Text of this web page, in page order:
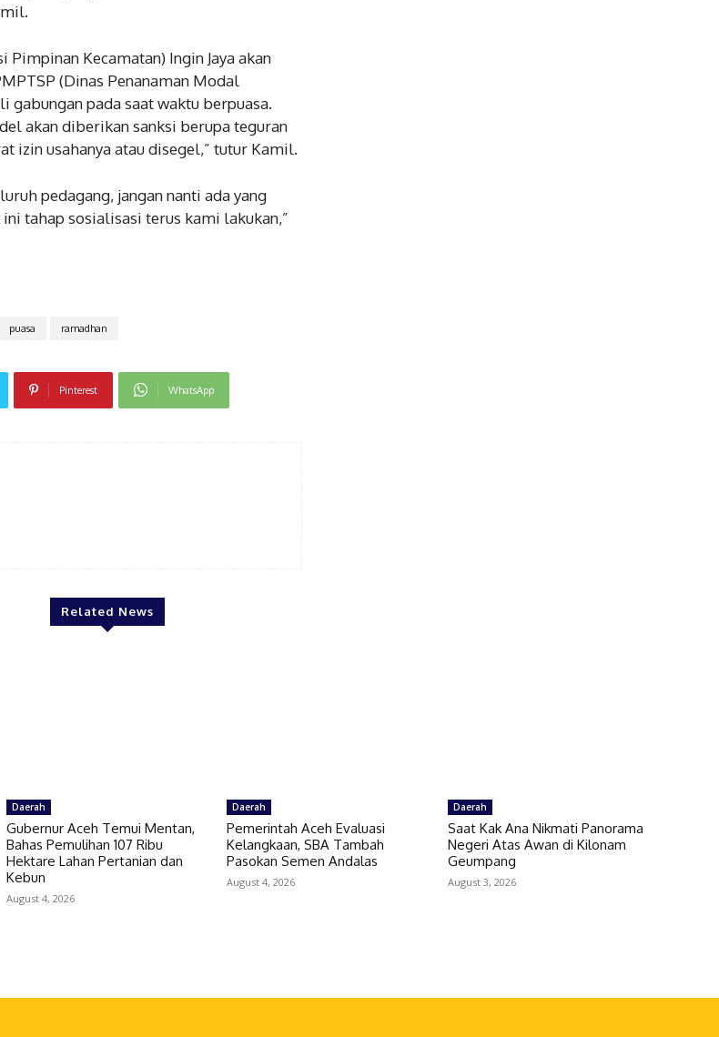
Kecamatan) Ingin Jaya akan
(Dinas Penanaman Modal
gabungan pada saat waktu berpuasa.
akan diberikan sanksi berupa teguran
izin usahanya atau disegel,” tutur Kamil.
pedagang, jangan nanti ada yang
tahap sosialisasi terus kami lakukan,”
puasa ramadhan
Pinterest WhatsApp
Related News
Daerah
Gubernur Aceh Temui Mentan,
Bahas Pemulihan 107 Ribu
Hektare Lahan Pertanian dan
Kebun
August 4, 2026
Daerah
Pemerintah Aceh Evaluasi
Kelangkaan, SBA Tambah
Pasokan Semen Andalas
August 4, 2026
Daerah
Saat Kak Ana Nikmati Panorama
Negeri Atas Awan di Kilonam
Geumpang
August 3, 2026